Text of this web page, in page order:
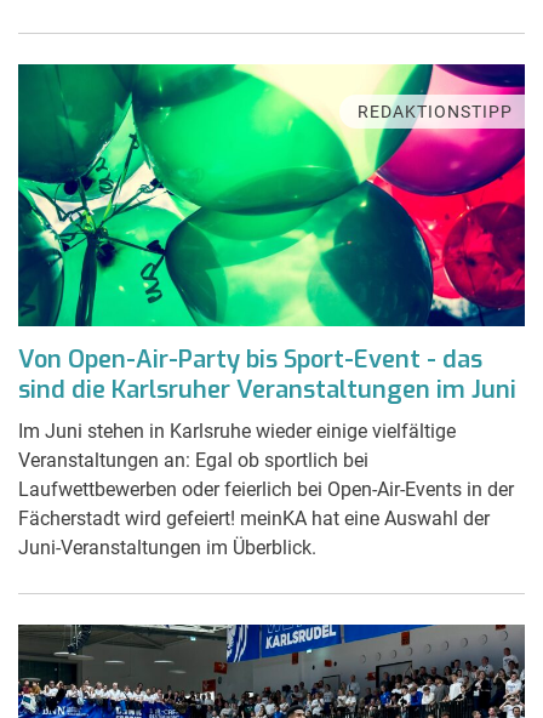
REDAKTIONSTIPP
Von Open-Air-Party bis Sport-Event - das
sind die Karlsruher Veranstaltungen im Juni
Im Juni stehen in Karlsruhe wieder einige vielfältige
Veranstaltungen an: Egal ob sportlich bei
Laufwettbewerben oder feierlich bei Open-Air-Events in der
Fächerstadt wird gefeiert! meinKA hat eine Auswahl der
Juni-Veranstaltungen im Überblick.